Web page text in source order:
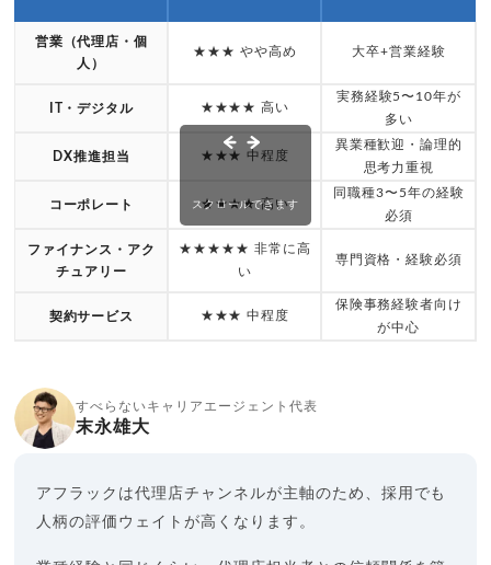
営業（代理店・個
人）
★★★ やや高め 大卒+営業経験
IT・デジタル ★★★★ 高い
実務経験5〜10年が
多い
DX推進担当 ★★★ 中程度
異業種歓迎・論理的
思考力重視
コーポレート ★★★★ 高い
同職種3〜5年の経験
必須
ファイナンス・アク
チュアリー
★★★★★ 非常に高
い
専門資格・経験必須
契約サービス ★★★ 中程度
保険事務経験者向け
が中心
スクロールできます
すべらないキャリアエージェント代表
末永雄大
アフラックは代理店チャンネルが主軸のため、採用でも
人柄の評価ウェイトが高くなります。